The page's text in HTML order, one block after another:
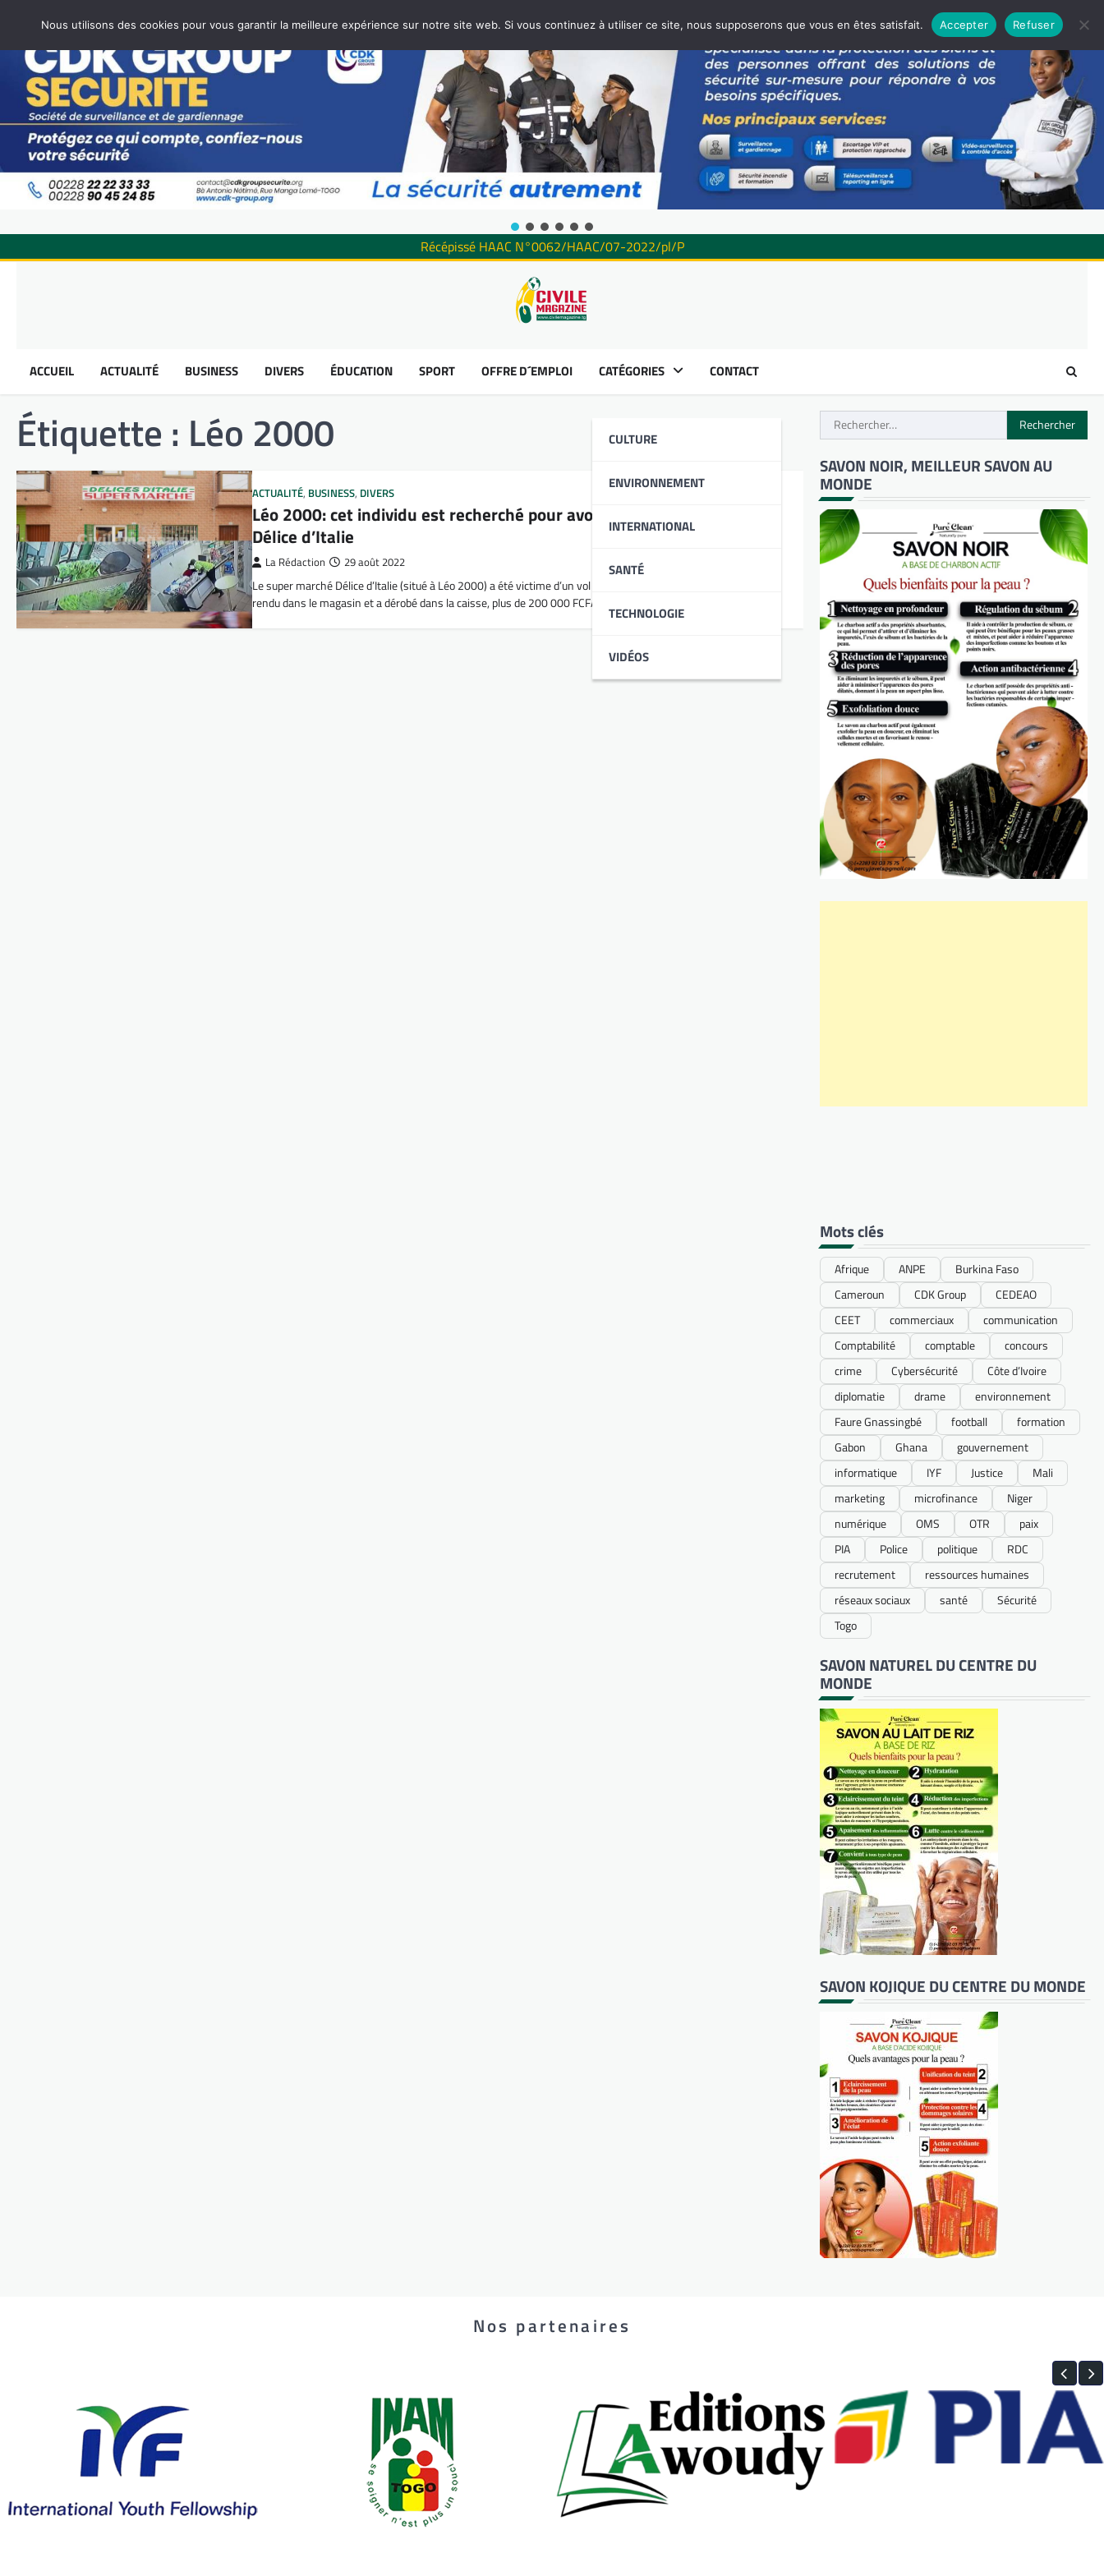
Récépissé HAAC N°0062/HAAC/07-2022/pl/P
ACCUEIL ACTUALITÉ BUSINESS DIVERS ÉDUCATION SPORT OFFRE D´EMPLOI CATÉGORIES
CULTURE
ENVIRONNEMENT
INTERNATIONAL
SANTÉ
TECHNOLOGIE
VIDÉOS
CONTACT
Étiquette : Léo 2000
ACTUALITÉ, BUSINESS, DIVERS
Léo 2000: cet individu est recherché pour avoir volé au super marché
Délice d’Italie
La Rédaction 29 août 2022
Le super marché Délice d’Italie (situé à Léo 2000) a été victime d’un vol ce lundi 29 août. Un individu s’est
rendu dans le magasin et a dérobé dans la caisse, plus de 200 000 FCFA.
Rechercher :
SAVON NOIR, MEILLEUR SAVON AU
MONDE
Mots clés
Afrique ANPE
Burkina Faso
Cameroun
CDK Group
CEDEAO
CEET
commerciaux
communication
Comptabilité
comptable
concours
crime
Cybersécurité
Côte d’Ivoire
diplomatie
drame
environnement
Faure Gnassingbé
football
formation
Gabon
Ghana
gouvernement
informatique
IYF Justice
Mali
marketing
microfinance
Niger
numérique
OMS OTR
paix
PIA
Police politique
RDC
recrutement
ressources humaines
réseaux sociaux
santé
Sécurité
Togo
SAVON NATUREL DU CENTRE DU
MONDE
SAVON KOJIQUE DU CENTRE DU MONDE
Nos partenaires
Nous utilisons des cookies pour vous garantir la meilleure expérience sur notre site web. Si vous continuez à utiliser ce site, nous supposerons que vous en êtes satisfait. Accepter Refuser